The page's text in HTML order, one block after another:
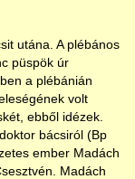
utána. A plébános
püspök úr
a plébánián
volt
ebből idézek.
bácsiról (Bp
ember Madách
Madách